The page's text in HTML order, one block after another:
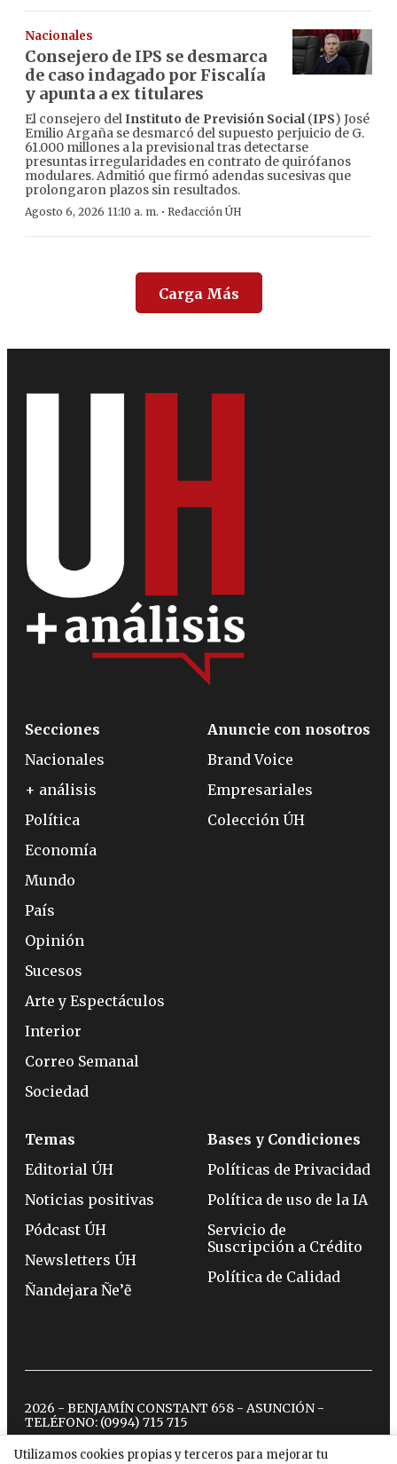
Nacionales
Consejero de IPS se desmarca
de caso indagado por Fiscalía
y apunta a ex titulares
El consejero delInstituto de Previsión Social(IPS) José
Emilio Argaña se desmarcó del supuesto perjuicio de G.
61.000 millones a la previsional tras detectarse
presuntas irregularidades en contrato de quirófanos
modulares. Admitió que firmó adendas sucesivas que
prolongaron plazos sin resultados.
Agosto 6, 2026 11:10 a. m. · Redacción ÚH
Carga Más
Utilizamos cookies propias y terceros para mejorar tu
Secciones
Nacionales
+ análisis
Política
Economía
Mundo
País
Opinión
Sucesos
Arte y Espectáculos
Interior
Correo Semanal
Sociedad
Anuncie con nosotros
Brand Voice
Empresariales
Colección ÚH
Temas
Editorial ÚH
Noticias positivas
Pódcast ÚH
Newsletters ÚH
Ñandejara Ñe’ẽ
Bases y Condiciones
Políticas de Privacidad
Política de uso de la IA
Servicio de
Suscripción a Crédito
Política de Calidad
2026 - BENJAMÍN CONSTANT 658 - ASUNCIÓN -
TELÉFONO: (0994) 715 715